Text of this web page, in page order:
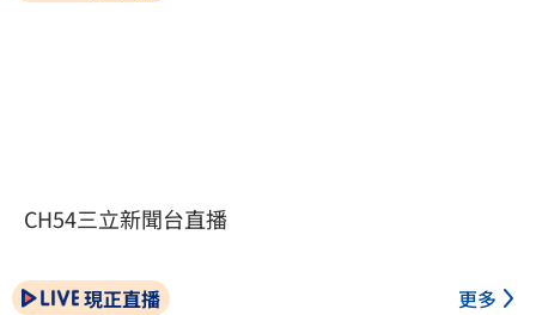
CH54三立新聞台直播
現正直播 更多